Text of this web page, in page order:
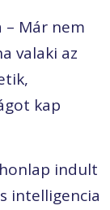
Már nem
valaki az
kap
indult
intelligencia